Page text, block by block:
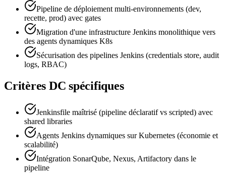
Pipeline de déploiement multi-environnements (dev,
recette, prod) avec gates
Migration d'une infrastructure Jenkins monolithique vers
des agents dynamiques K8s
Sécurisation des pipelines Jenkins (credentials store, audit
logs, RBAC)
Critères DC spécifiques
Jenkinsfile maîtrisé (pipeline déclaratif vs scripted) avec
shared libraries
Agents Jenkins dynamiques sur Kubernetes (économie et
scalabilité)
Intégration SonarQube, Nexus, Artifactory dans le
pipeline